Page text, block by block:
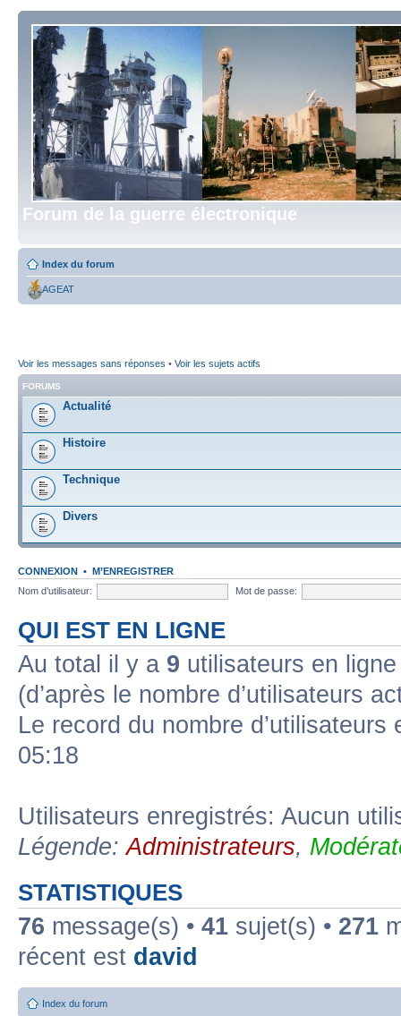
Forum de la guerre électronique
Index du forum
AGEAT
Voir les messages sans réponses • Voir les sujets actifs
FORUMS
Actualité
Histoire
Technique
Divers
CONNEXION • M’ENREGISTRER
Nom d’utilisateur:
Mot de passe:
QUI EST EN LIGNE
Au total il y a 9 utilisateurs en
(d’après le nombre d’utilisateurs
Le record du nombre
05:18
Utilisateurs enregistrés: Aucun
Légende:Administrateurs,
STATISTIQUES
76 message(s) • 41 sujet(s) • 271
récent est david
Index du forum